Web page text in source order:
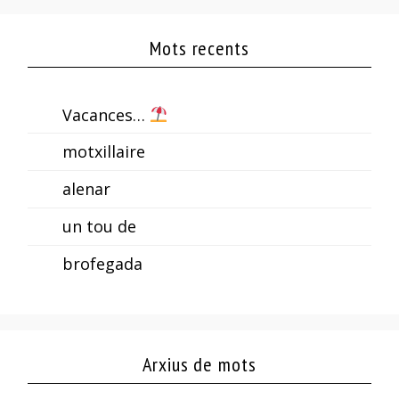
Mots recents
Vacances…
motxillaire
alenar
un tou de
brofegada
Arxius de mots